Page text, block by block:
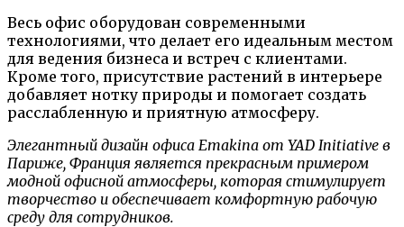
Весь офис оборудован современными
технологиями, что делает его идеальным местом
для ведения бизнеса и встреч с клиентами.
Кроме того, присутствие растений в интерьере
добавляет нотку природы и помогает создать
расслабленную и приятную атмосферу.
Элегантный дизайн офиса Emakina от YAD Initiative в
Париже, Франция является прекрасным примером
модной офисной атмосферы, которая стимулирует
творчество и обеспечивает комфортную рабочую
среду для сотрудников.